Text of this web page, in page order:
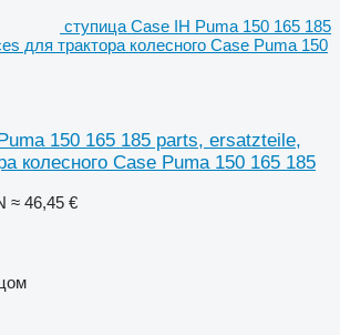
ступица Case IH Puma 150 165 185
для трактора колесного Case Puma 150
150 165 185 parts, ersatzteile,
колесного Case Puma 150 165 185
≈ 46,45 €